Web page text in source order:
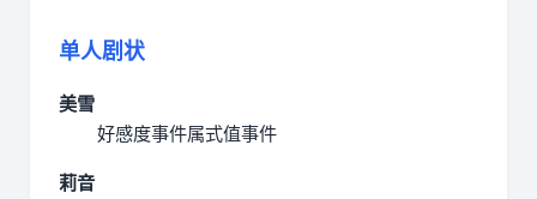
单人剧状
美雪
好感度事件属式值事件
莉音